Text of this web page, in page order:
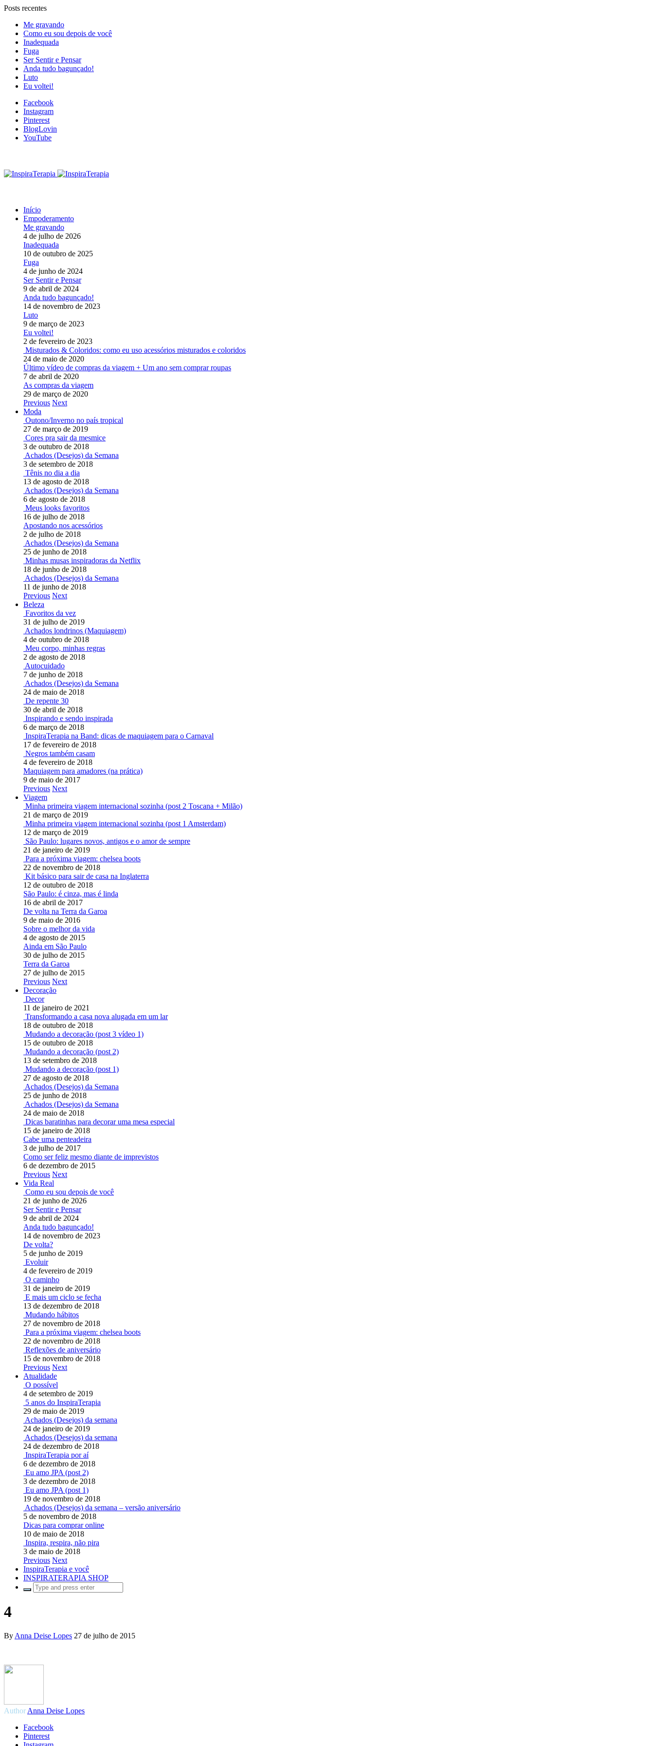
Posts recentes
Me gravando
Como eu sou depois de você
Inadequada
Fuga
Ser Sentir e Pensar
Anda tudo bagunçado!
Luto
Eu voltei!
Facebook
Instagram
Pinterest
BlogLovin
YouTube
Início
Empoderamento
Me gravando
4 de julho de 2026
Inadequada
10 de outubro de 2025
Fuga
4 de junho de 2024
Ser Sentir e Pensar
9 de abril de 2024
Anda tudo bagunçado!
14 de novembro de 2023
Luto
9 de março de 2023
Eu voltei!
2 de fevereiro de 2023
Misturados & Coloridos: como eu uso acessórios misturados e coloridos
24 de maio de 2020
Último vídeo de compras da viagem + Um ano sem comprar roupas
7 de abril de 2020
As compras da viagem
29 de março de 2020
Previous Next
Moda
Outono/Inverno no país tropical
27 de março de 2019
Cores pra sair da mesmice
3 de outubro de 2018
Achados (Desejos) da Semana
3 de setembro de 2018
Tênis no dia a dia
13 de agosto de 2018
Achados (Desejos) da Semana
6 de agosto de 2018
Meus looks favoritos
16 de julho de 2018
Apostando nos acessórios
2 de julho de 2018
Achados (Desejos) da Semana
25 de junho de 2018
Minhas musas inspiradoras da Netflix
18 de junho de 2018
Achados (Desejos) da Semana
11 de junho de 2018
Previous Next
Beleza
Favoritos da vez
31 de julho de 2019
Achados londrinos (Maquiagem)
4 de outubro de 2018
Meu corpo, minhas regras
2 de agosto de 2018
Autocuidado
7 de junho de 2018
Achados (Desejos) da Semana
24 de maio de 2018
De repente 30
30 de abril de 2018
Inspirando e sendo inspirada
6 de março de 2018
InspiraTerapia na Band: dicas de maquiagem para o Carnaval
17 de fevereiro de 2018
Negros também casam
4 de fevereiro de 2018
Maquiagem para amadores (na prática)
9 de maio de 2017
Previous Next
Viagem
Minha primeira viagem internacional sozinha (post 2 Toscana + Milão)
21 de março de 2019
Minha primeira viagem internacional sozinha (post 1 Amsterdam)
12 de março de 2019
São Paulo: lugares novos, antigos e o amor de sempre
21 de janeiro de 2019
Para a próxima viagem: chelsea boots
22 de novembro de 2018
Kit básico para sair de casa na Inglaterra
12 de outubro de 2018
São Paulo: é cinza, mas é linda
16 de abril de 2017
De volta na Terra da Garoa
9 de maio de 2016
Sobre o melhor da vida
4 de agosto de 2015
Ainda em São Paulo
30 de julho de 2015
Terra da Garoa
27 de julho de 2015
Previous Next
Decoração
Decor
11 de janeiro de 2021
Transformando a casa nova alugada em um lar
18 de outubro de 2018
Mudando a decoração (post 3 vídeo 1)
15 de outubro de 2018
Mudando a decoração (post 2)
13 de setembro de 2018
Mudando a decoração (post 1)
27 de agosto de 2018
Achados (Desejos) da Semana
25 de junho de 2018
Achados (Desejos) da Semana
24 de maio de 2018
Dicas baratinhas para decorar uma mesa especial
15 de janeiro de 2018
Cabe uma penteadeira
3 de julho de 2017
Como ser feliz mesmo diante de imprevistos
6 de dezembro de 2015
Previous Next
Vida Real
Como eu sou depois de você
21 de junho de 2026
Ser Sentir e Pensar
9 de abril de 2024
Anda tudo bagunçado!
14 de novembro de 2023
De volta?
5 de junho de 2019
Evoluir
4 de fevereiro de 2019
O caminho
31 de janeiro de 2019
E mais um ciclo se fecha
13 de dezembro de 2018
Mudando hábitos
27 de novembro de 2018
Para a próxima viagem: chelsea boots
22 de novembro de 2018
Reflexões de aniversário
15 de novembro de 2018
Previous Next
Atualidade
O possível
4 de setembro de 2019
5 anos do InspiraTerapia
29 de maio de 2019
Achados (Desejos) da semana
24 de janeiro de 2019
Achados (Desejos) da semana
24 de dezembro de 2018
InspiraTerapia por aí
6 de dezembro de 2018
Eu amo JPA (post 2)
3 de dezembro de 2018
Eu amo JPA (post 1)
19 de novembro de 2018
Achados (Desejos) da semana – versão aniversário
5 de novembro de 2018
Dicas para comprar online
10 de maio de 2018
Inspira, respira, não pira
3 de maio de 2018
Previous Next
InspiraTerapia e você
INSPIRATERAPIA SHOP
4
By Anna Deise Lopes 27 de julho de 2015
Author Anna Deise Lopes
Facebook
Pinterest